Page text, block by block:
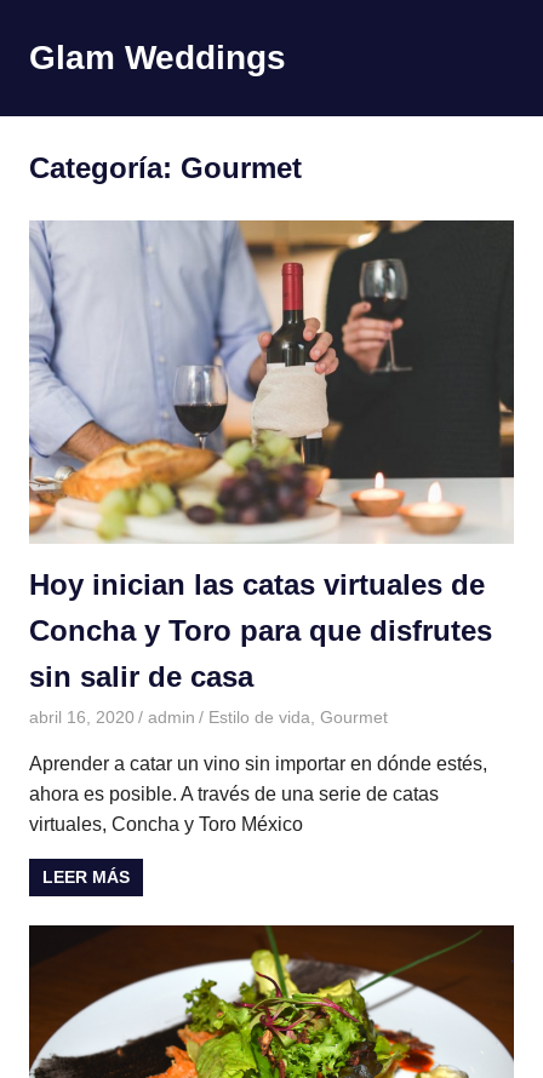
contenido
Glam Weddings
Categoría: Gourmet
Hoy inician las catas virtuales de
Concha y Toro para que disfrutes
sin salir de casa
abril 16, 2020 admin Estilo de vida Gourmet
Aprender a catar un vino sin importar en dónde estés,
ahora es posible. A través de una serie de catas
virtuales, Concha y Toro México
LEER MÁS